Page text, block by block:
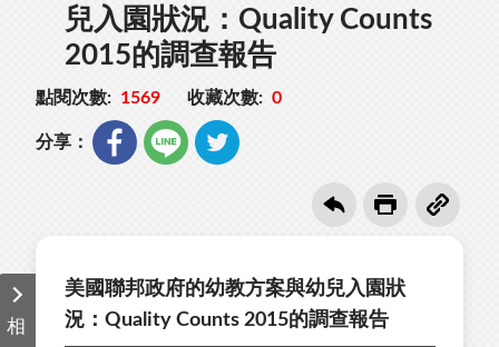
兒入園狀況：Quality Counts
2015的調查報告
點閱次數: 1569 收藏次數: 0
分享：
相
美國聯邦政府的幼教方案與幼兒入園狀
況：Quality Counts 2015的調查報告